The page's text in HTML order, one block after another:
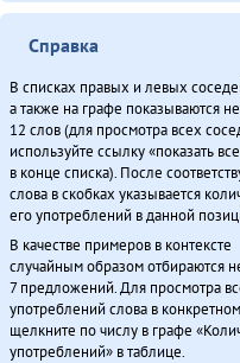
Секция этнокультурнай
Таткитва эмэндын (2013)
Хаварук ООО
Хэгдыл, эӈэсил, савкал
Эвэнкиткэр «Арктикаду»
Эмукин оскечэ Умусли-мата
Ямалду ороды иргидекит
Итого
Справка
В списках правых и левых
а также на графе показываются
12 слов (для просмотра всех
используйте ссылку «показать
в конце списка). После
слова в скобках указывается
его употреблений в данной
В качестве примеров в контексте
случайным образом отбираются
7 предложений. Для просмотра
употреблений слова в
щелкните по числу в графе
употреблений» в таблице.